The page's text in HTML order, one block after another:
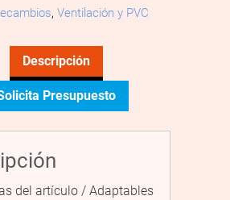
, Ventilación y PVC
Descripción
Presupuesto
del artículo / Adaptables